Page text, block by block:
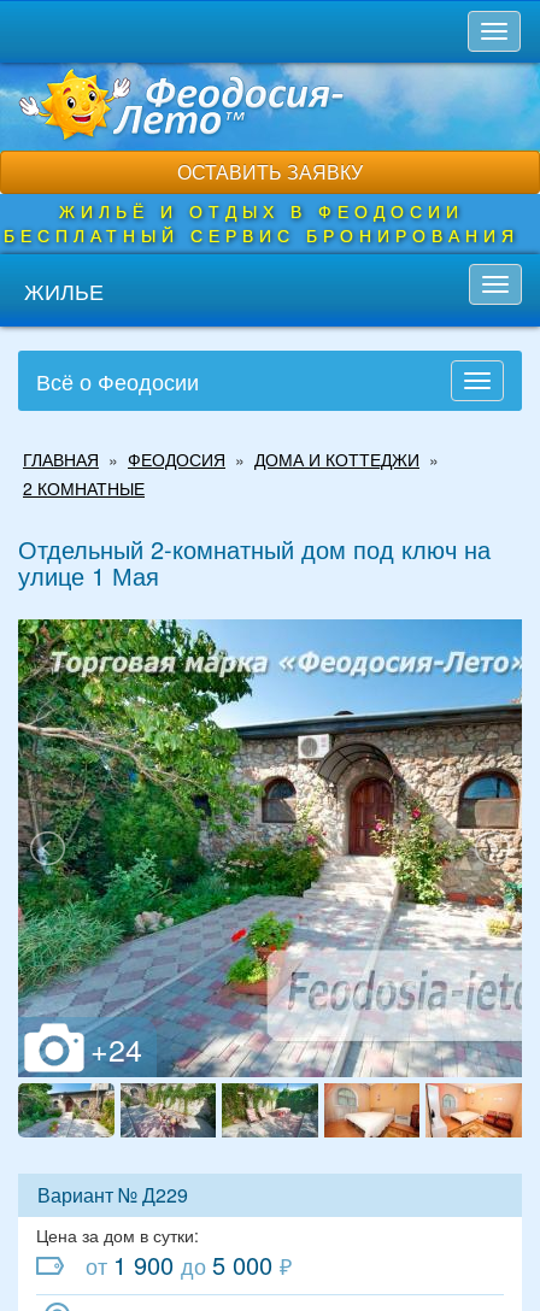
основному
содержанию
ОСТАВИТЬ ЗАЯВКУ
ЖИЛЬЁ И ОТДЫХ В ФЕОДОСИИ
БЕСПЛАТНЫЙ СЕРВИС БРОНИРОВАНИЯ
ЖИЛЬЕ
Toggle
Всё о Феодосии
здесь
ГЛАВНАЯ » ФЕОДОСИЯ » ДОМА И КОТТЕДЖИ »
2 КОМНАТНЫЕ
Отдельный 2-комнатный дом под ключ на
улице 1 Мая
Вариант № Д229
Цена за дом в сутки:
от 1 900 до5 000 ₽